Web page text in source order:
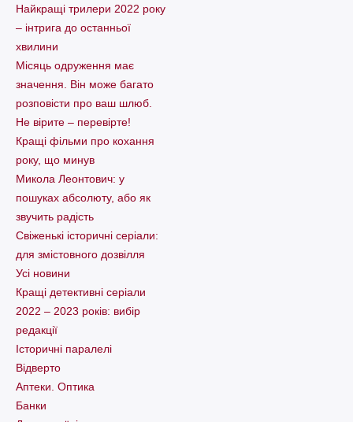
Найкращі трилери 2022 року
– інтрига до останньої
хвилини
Місяць одруження має
значення. Він може багато
розповісти про ваш шлюб.
Не вірите – перевірте!
Кращі фільми про кохання
року, що минув
Микола Леонтович: у
пошуках абсолюту, або як
звучить радість
Свіженькі історичні серіали:
для змістовного дозвілля
Усі новини
Кращі детективні серіали
2022 – 2023 років: вибір
редакції
Історичні паралелі
Відверто
Аптеки. Оптика
Банки